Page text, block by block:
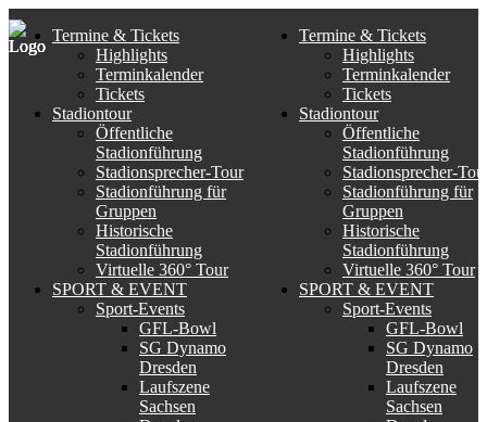
Termine & Tickets
Highlights
Terminkalender
Tickets
Stadiontour
Öffentliche
Stadionführung
Stadionsprecher-Tour
Stadionführung für
Gruppen
Historische
Stadionführung
Virtuelle 360° Tour
SPORT & EVENT
Sport-Events
GFL-Bowl
SG Dynamo
Dresden
Laufszene
Sachsen
Termine & Tickets
Highlights
Terminkalender
Tickets
Stadiontour
Öffentliche
Stadionführung
Stadionsprecher-
Stadionführung für
Gruppen
Historische
Stadionführung
Virtuelle 360° Tour
SPORT & EVENT
Sport-Events
GFL-Bowl
SG Dynamo
Dresden
Laufszene
Sachsen